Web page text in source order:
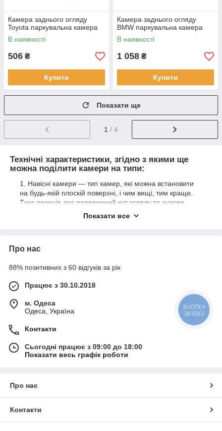
Камера заднього огляду
Toyota паркувальна камера
В наявності
506 ₴
Купити
Камера заднього огляду
BMW паркувальна камера
В наявності
1 058 ₴
Купити
Показати ще
1 / 4
Технічні характеристики, згідно з якими ще
можна поділити камери на типи:
Навісні камери — тип камер, які можна встановити
на будь-якій плоскій поверхні, і чим вищі, тим краще.
Така позиція дає переважний кут огляду та чудове
сприйняття глибини. І це найкращий варіант для
рамка — це забезпечує чудовий чистий огляд. Камера
глибину огляду, як моделі з поверхневим кріпленням;
Камери, що встановлюються в наявному отворі на
номерному знакі автомобіля, так що інсталяція досить
проста, без потреби просвердлювати нові дірки. І
залежно від моделі авто та номерного знака, камери
можуть встановлюватися посередині, збоку або внизу,
ближче до дороги.
Показати все
Про нас
88% позитивних з 60 відгуків за рік
Працює з 30.10.2018
м. Одеса
Одеса, Україна
Контакти
Сьогодні працює з 09:00 до 18:00
Показати весь графік роботи
Про нас
Контакти
КНОПКА
ЗВ'ЯЗКУ